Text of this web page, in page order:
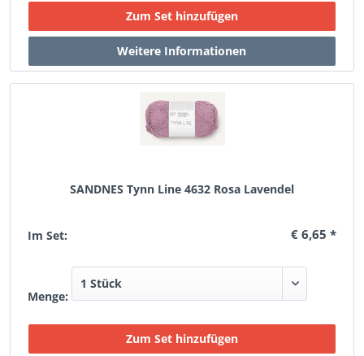
SANDNES Tynn Line 4632 Rosa Lavendel
Im Set: € 6,65 *
Menge: